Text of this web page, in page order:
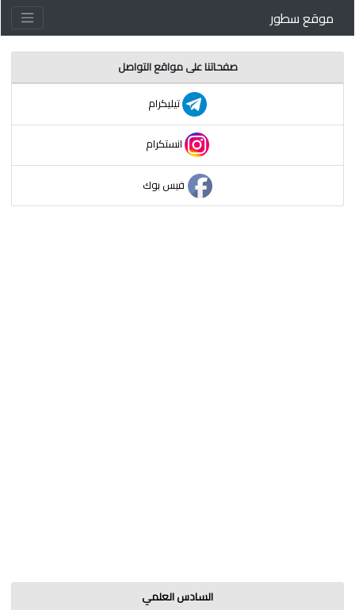
موقع سطور
صفحاتنا على مواقع التواصل
تيليكرام
انستكرام
فيس بوك
السادس العلمي